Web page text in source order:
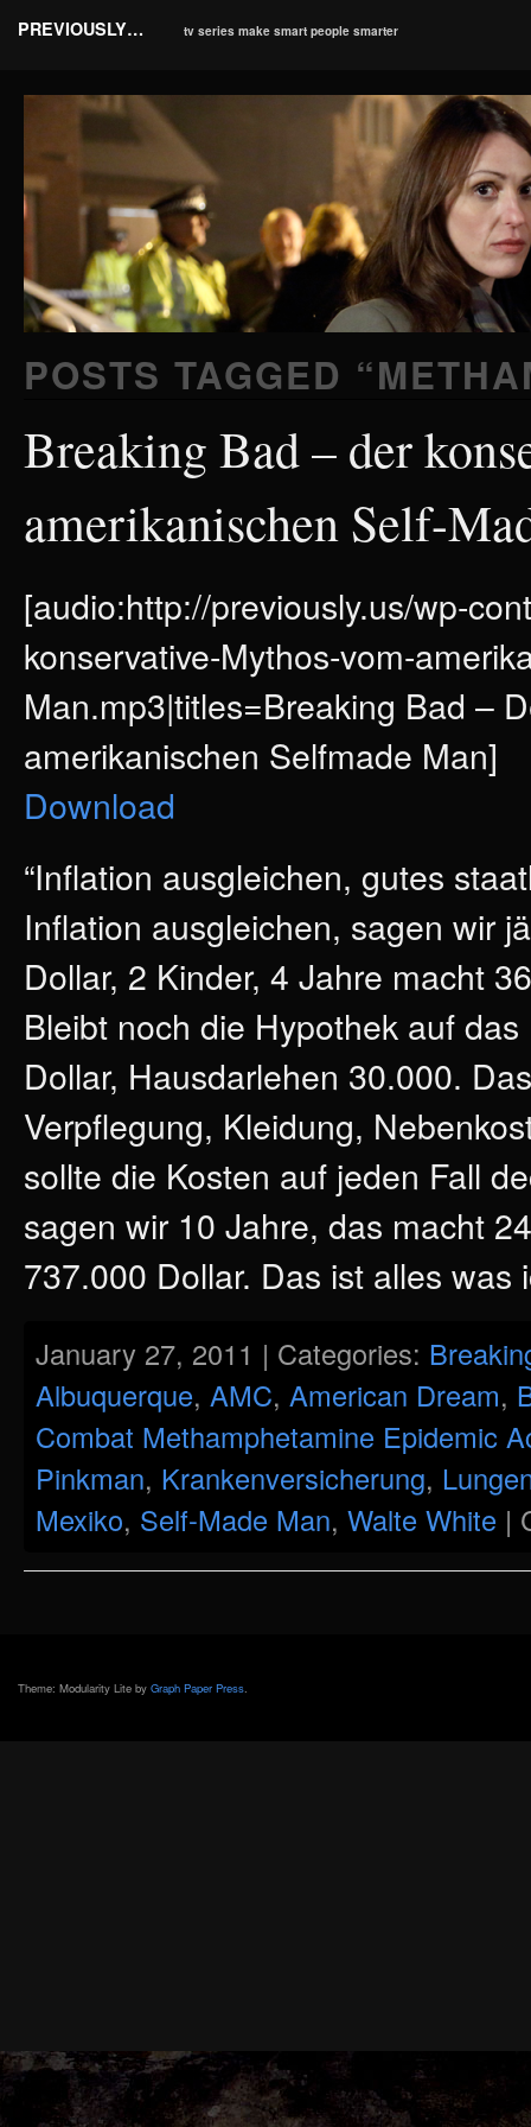
PREVIOUSLY… tv series make smart people smarter
POSTS TAGGED “
Breaking Bad – der
amerikanischen Self-
[audio:http://previously.us/wp-
konservative-Mythos-vom-
Man.mp3|titles=Breaking Bad –
amerikanischen Selfmade Man]
Download
“Inflation ausgleichen, gutes
Inflation ausgleichen, sagen wir
Dollar, 2 Kinder, 4 Jahre macht
Bleibt noch die Hypothek auf
Dollar, Hausdarlehen 30.000.
Verpflegung, Kleidung,
sollte die Kosten auf jeden Fall
sagen wir 10 Jahre, das macht
737.000 Dollar. Das ist alles was
January 27, 2011 | Categories:
Albuquerque, AMC, American Dream,
Combat Methamphetamine Epidemic
Pinkman, Krankenversicherung,
Mexiko, Self-Made Man, Walte White |
Theme: Modularity Lite by Graph Paper Press.